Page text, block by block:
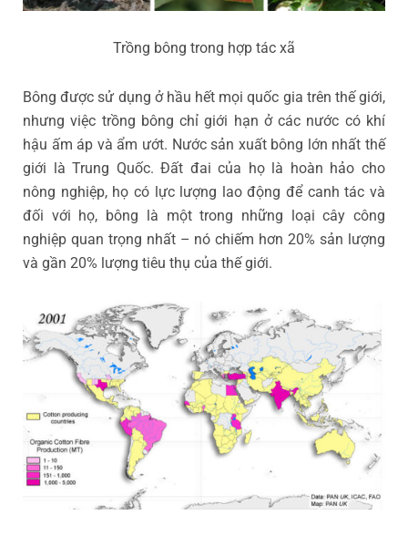
Trồng bông trong hợp tác xã
Bông được sử dụng ở hầu hết mọi quốc gia trên thế giới,
nhưng việc trồng bông chỉ giới hạn ở các nước có khí
hậu ấm áp và ẩm ướt. Nước sản xuất bông lớn nhất thế
giới là Trung Quốc. Đất đai của họ là hoàn hảo cho
nông nghiệp, họ có lực lượng lao động để canh tác và
đối với họ, bông là một trong những loại cây công
nghiệp quan trọng nhất – nó chiếm hơn 20% sản lượng
và gần 20% lượng tiêu thụ của thế giới.